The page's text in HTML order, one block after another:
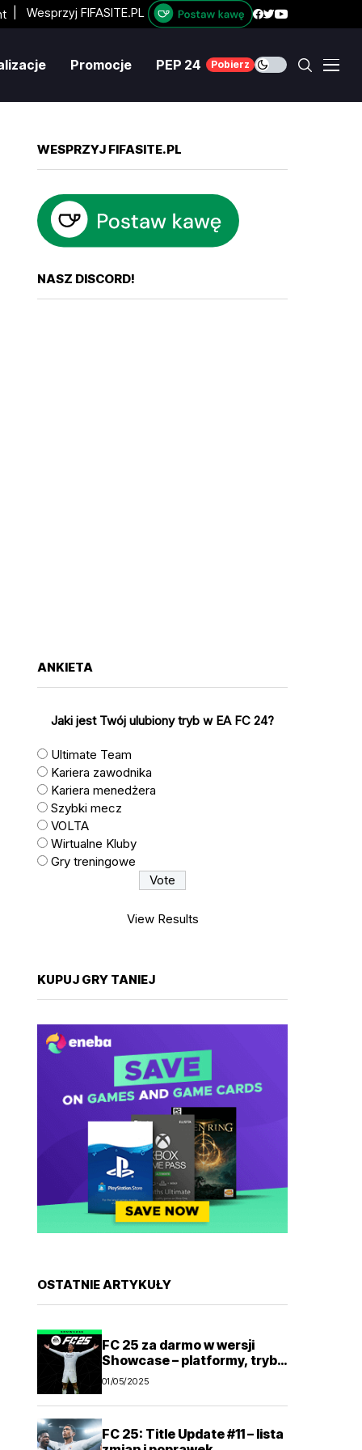
Wesprzyj FIFASITE.PL
Promocje PEP 24 Pobierz
WESPRZYJ FIFASITE.PL
NASZ DISCORD!
ANKIETA
Jaki jest Twój ulubiony tryb w EA FC 24?
Ultimate Team
Kariera zawodnika
Kariera menedżera
Szybki mecz
VOLTA
Wirtualne Kluby
Gry treningowe
View Results
KUPUJ GRY TANIEJ
OSTATNIE ARTYKUŁY
FC 25 za darmo w wersji
Showcase – platformy, tryby
gry
01/05/2025
FC 25: Title Update #11 – lista